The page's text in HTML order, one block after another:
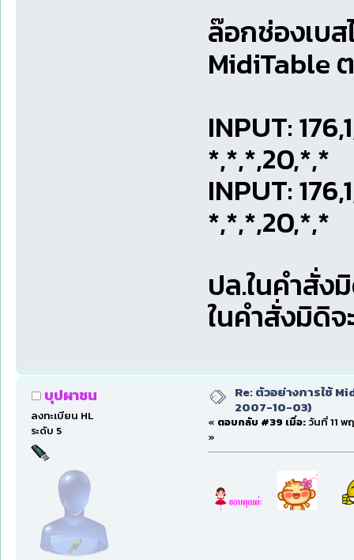
ล๊อกช่องเบส
MidiTable
INPUT:
*,*,*,20,*,*
INPUT:
*,*,*,20,*,*
ปล.ในคำสั่ง
ในคำสั่งมิดิจ
บุปผาชน
ลงทะเบียน HL
ระดับ 5
Re: ตัวอย่างการใช้
2007-10-03)
« ตอบกลับ #39 เมื่อ: วันที่ 11 พ
»